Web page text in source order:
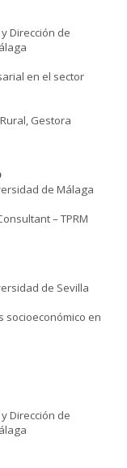
Dirección de
en el sector
Gestora
de Málaga
– TPRM
de Sevilla
socioeconómico en
Dirección de